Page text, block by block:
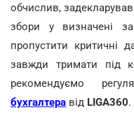
обчислив,
збори у визначені
пропустити критичні
завжди тримати під
рекомендуємо
бухгалтера від LIGA360.